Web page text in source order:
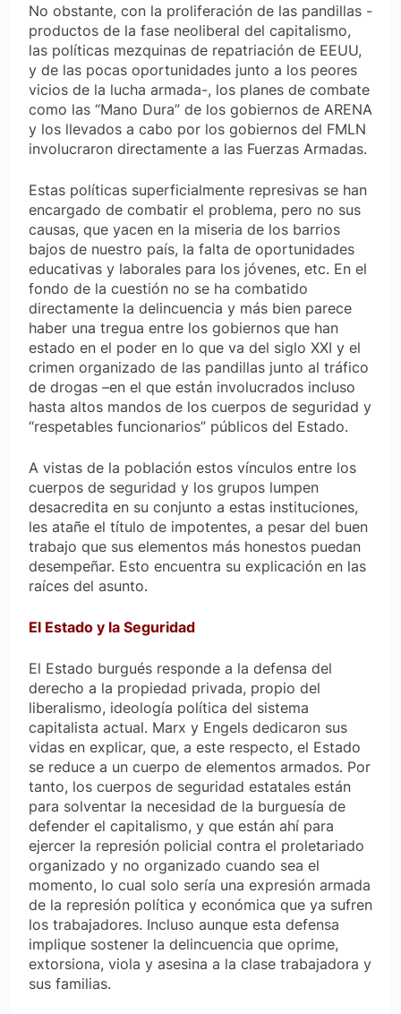
No obstante, con la proliferación de las pandillas -
productos de la fase neoliberal del capitalismo,
las políticas mezquinas de repatriación de EEUU,
y de las pocas oportunidades junto a los peores
vicios de la lucha armada-, los planes de combate
como las “Mano Dura” de los gobiernos de ARENA
y los llevados a cabo por los gobiernos del FMLN
involucraron directamente a las Fuerzas Armadas.
Estas políticas superficialmente represivas se han
encargado de combatir el problema, pero no sus
causas, que yacen en la miseria de los barrios
bajos de nuestro país, la falta de oportunidades
educativas y laborales para los jóvenes, etc. En el
fondo de la cuestión no se ha combatido
directamente la delincuencia y más bien parece
haber una tregua entre los gobiernos que han
estado en el poder en lo que va del siglo XXI y el
crimen organizado de las pandillas junto al tráfico
de drogas –en el que están involucrados incluso
hasta altos mandos de los cuerpos de seguridad y
“respetables funcionarios” públicos del Estado.
A vistas de la población estos vínculos entre los
cuerpos de seguridad y los grupos lumpen
desacredita en su conjunto a estas instituciones,
les atañe el título de impotentes, a pesar del buen
trabajo que sus elementos más honestos puedan
desempeñar. Esto encuentra su explicación en las
raíces del asunto.
El Estado y la Seguridad
El Estado burgués responde a la defensa del
derecho a la propiedad privada, propio del
liberalismo, ideología política del sistema
capitalista actual. Marx y Engels dedicaron sus
vidas en explicar, que, a este respecto, el Estado
se reduce a un cuerpo de elementos armados. Por
tanto, los cuerpos de seguridad estatales están
para solventar la necesidad de la burguesía de
defender el capitalismo, y que están ahí para
ejercer la represión policial contra el proletariado
organizado y no organizado cuando sea el
momento, lo cual solo sería una expresión armada
de la represión política y económica que ya sufren
los trabajadores. Incluso aunque esta defensa
implique sostener la delincuencia que oprime,
extorsiona, viola y asesina a la clase trabajadora y
sus familias.